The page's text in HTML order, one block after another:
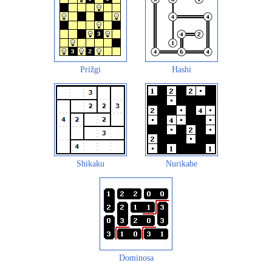
Prižgi Hashi
Shikaku Nurikabe
Dominosa